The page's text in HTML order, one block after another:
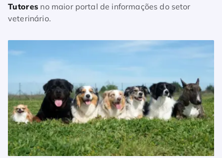
Tutores no maior portal de informações do setor
veterinário.